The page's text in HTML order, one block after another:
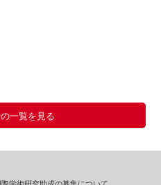
一覧を見る